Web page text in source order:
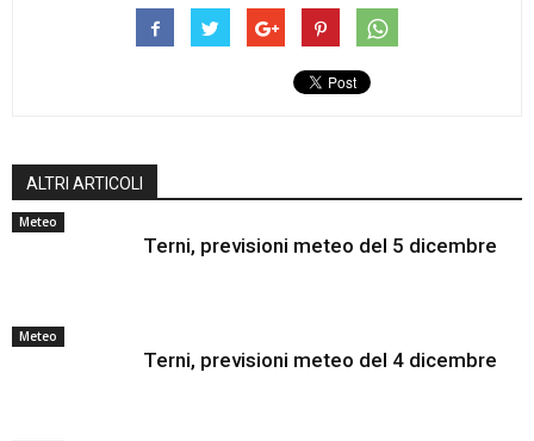
ALTRI ARTICOLI
Meteo
Terni, previsioni meteo del 5 dicembre
Meteo
Terni, previsioni meteo del 4 dicembre